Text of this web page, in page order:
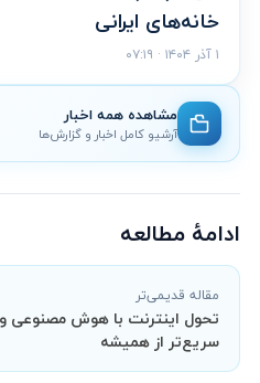
خانه‌های ایرانی
۱ آذر ۱۴۰۴ · ۰۷:۱۹
مشاهده همه اخبار
آرشیو کامل اخبار و گزارش‌ها
ادامهٔ مطالعه
مقاله قدیمی‌تر
سریع‌تر از همیشه